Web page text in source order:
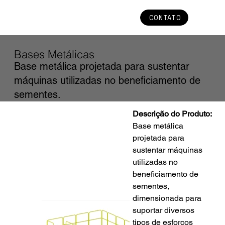
CONTATO
Bases Metálicas
Base metálica projetada para sustentar
máquinas utilizadas no beneficiamento de
sementes.
Descrição do Produto:
Base metálica
projetada para
sustentar máquinas
utilizadas no
beneficiamento de
sementes,
dimensionada para
suportar diversos
tipos de esforços